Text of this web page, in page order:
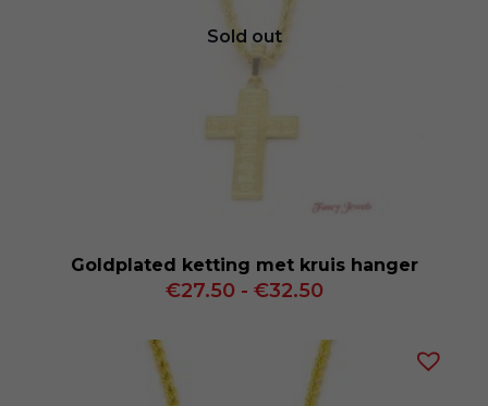
Sold out
Goldplated ketting met kruis hanger
€27.50 - €32.50Prijsklasse:
€32.50